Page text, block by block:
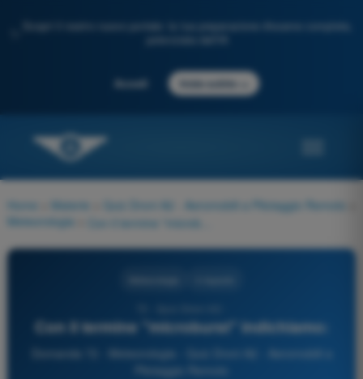
Scopri il nostro nuovo portale: la tua preparazione d'esame completa,
Accedi Inizia subito
Home Materie Quiz Droni A2 - Aeromobili a Pilotaggio Remoto
Meteorologia
Con il termine "microburst" indichiamo: